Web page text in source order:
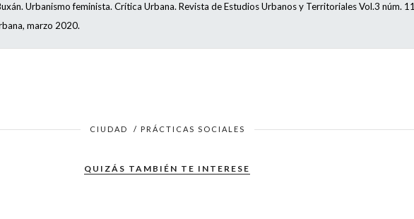
Urbanismo feminista. Crítica Urbana. Revista de Estudios Urbanos y Territoriales Vol.3 núm. 11
marzo 2020.
CIUDAD / PRÁCTICAS SOCIALES
QUIZÁS TAMBIÉN TE INTERESE